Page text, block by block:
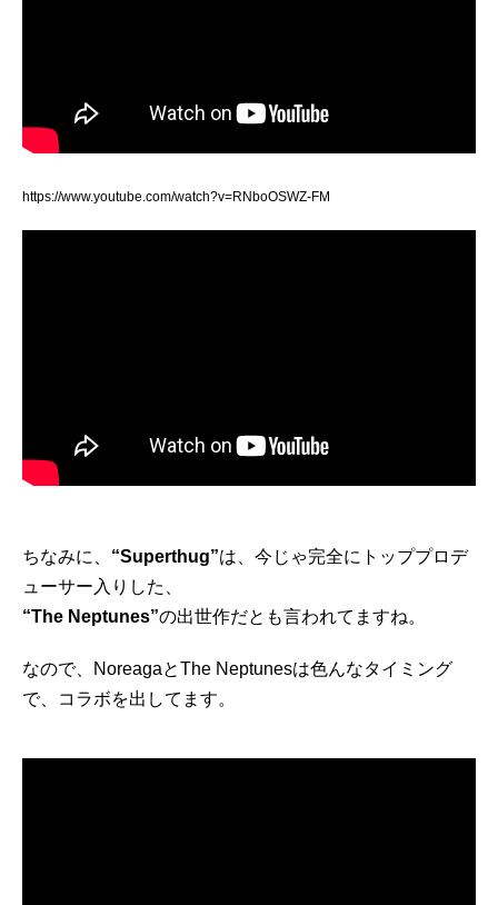
https://www.youtube.com/watch?v=RNboOSWZ-FM
ちなみに、 “Superthug”は、今じゃ完全にトッププロデ
ューサー入りした、
“The Neptunes”の出世作だとも言われてますね。
なので、NoreagaとThe Neptunesは色んなタイミング
で、コラボを出してます。